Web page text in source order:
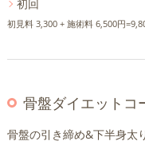
初回
初見料 3,300 + 施術料 6,500円
骨盤ダイエットコ
骨盤の引き締め&下半身太